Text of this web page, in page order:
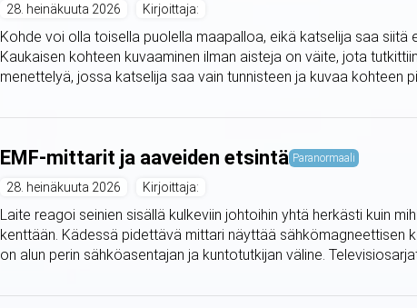
28. heinäkuuta 2026 Kirjoittaja:
Kohde voi olla toisella puolella maapalloa, eikä katselija saa siitä
Kaukaisen kohteen kuvaaminen ilman aisteja on väite, jota
menettelyä, jossa katselija saa vain tunnisteen ja kuvaa kohteen
EMF-mittarit ja aaveiden etsintä Paranormaali
28. heinäkuuta 2026 Kirjoittaja:
Laite reagoi seinien sisällä kulkeviin johtoihin yhtä herkästi kuin
kenttään. Kädessä pidettävä mittari näyttää sähkömagneettisen
on alun perin sähköasentajan ja kuntotutkijan väline.